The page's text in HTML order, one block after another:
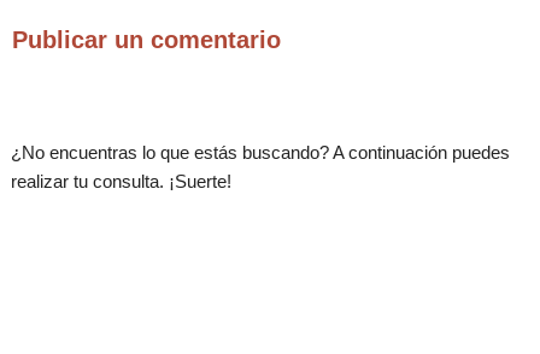
Publicar un comentario
¿No encuentras lo que estás buscando? A continuación puedes
realizar tu consulta. ¡Suerte!